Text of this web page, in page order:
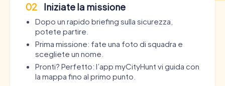
02 Iniziate la missione
Dopo un rapido briefing sulla sicurezza,
potete partire.
Prima missione: fate una foto di squadra e
scegliete un nome.
Pronti? Perfetto: l’app myCityHunt vi guida con
la mappa fino al primo punto.